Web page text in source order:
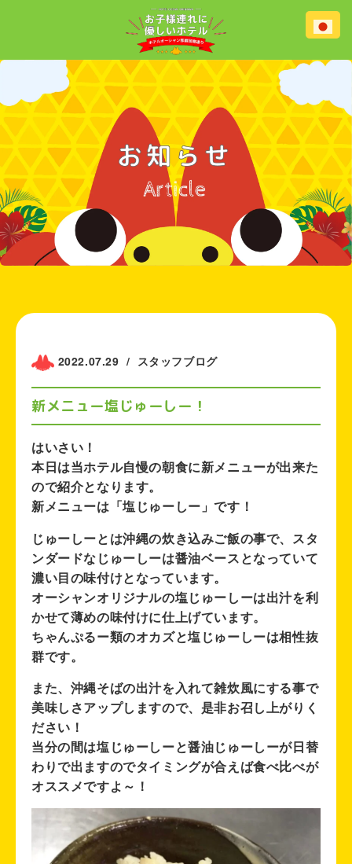
2022.07.29 / スタッフブログ
新メニュー塩じゅーしー！
はいさい！
本日は当ホテル自慢の朝食に新メニューが出来た
ので紹介となります。
新メニューは「塩じゅーしー」です！
じゅーしーとは沖縄の炊き込みご飯の事で、スタ
ンダードなじゅーしーは醤油ベースとなっていて
濃い目の味付けとなっています。
オーシャンオリジナルの塩じゅーしーは出汁を利
かせて薄めの味付けに仕上げています。
ちゃんぷるー類のオカズと塩じゅーしーは相性抜
群です。
また、沖縄そばの出汁を入れて雑炊風にする事で
美味しさアップしますので、是非お召し上がりく
ださい！
当分の間は塩じゅーしーと醤油じゅーしーが日替
わりで出ますのでタイミングが合えば食べ比べが
オススメですよ～！